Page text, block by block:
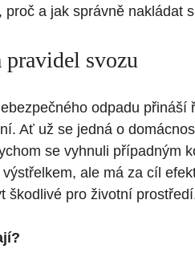
proč a jak správně nakládat
pravidel svozu
odpadu
Ať už se jedná o
se vyhnuli případným
ale má za cíl
škodlivé pro životní